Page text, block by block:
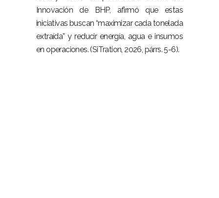
Innovación de BHP, afirmó que estas
iniciativas buscan “maximizar cada tonelada
extraída” y reducir energía, agua e insumos
en operaciones. (SiTration, 2026, párrs. 5-6).